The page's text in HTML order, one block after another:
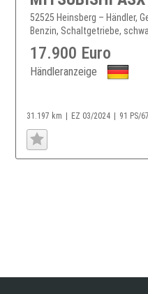
52525 Heinsberg – Händler,
Benzin, Schaltgetriebe,
17.900 Euro
Händleranzeige
31.197 km EZ 03/2024 91 PS/